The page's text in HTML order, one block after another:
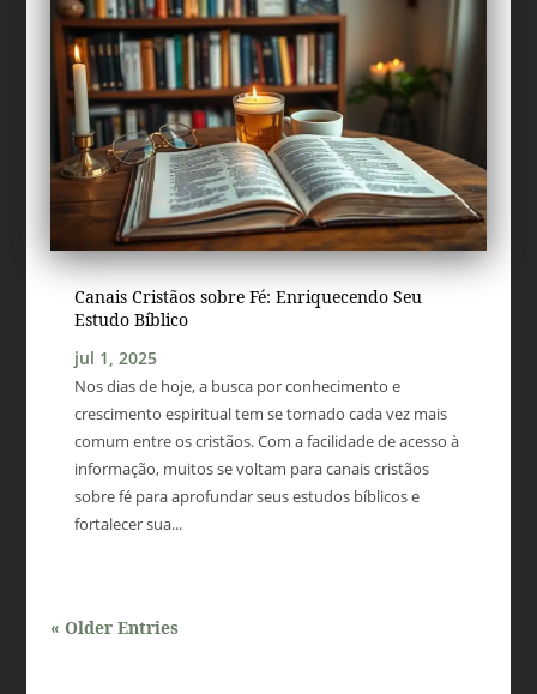
Canais Cristãos sobre Fé: Enriquecendo Seu
Estudo Bíblico
jul 1, 2025
Nos dias de hoje, a busca por conhecimento e
crescimento espiritual tem se tornado cada vez mais
comum entre os cristãos. Com a facilidade de acesso à
informação, muitos se voltam para canais cristãos
sobre fé para aprofundar seus estudos bíblicos e
fortalecer sua...
« Older Entries